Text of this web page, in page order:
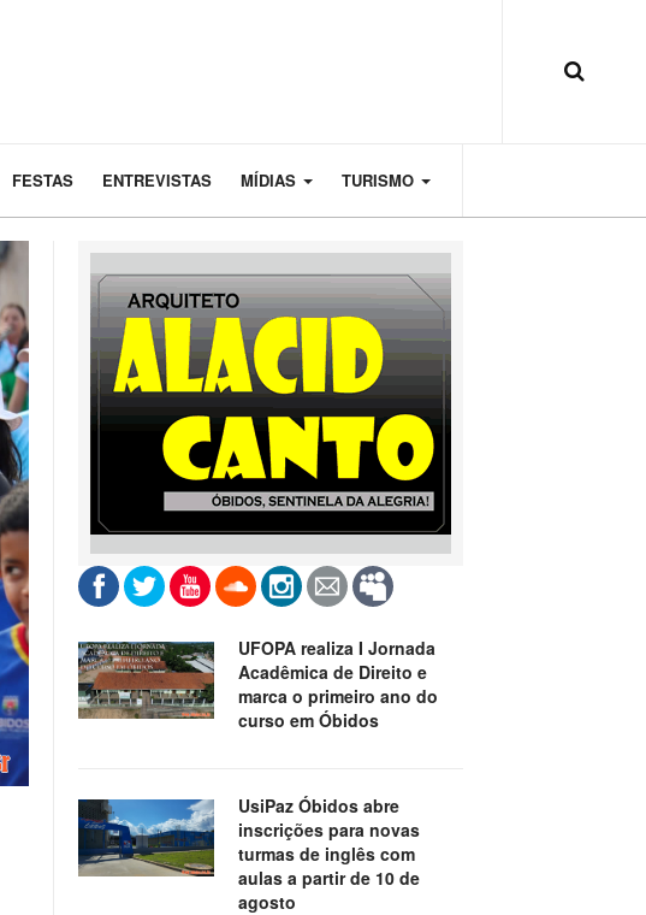
FESTAS ENTREVISTAS MÍDIAS TURISMO
UFOPA realiza I Jornada
Acadêmica de Direito e
marca o primeiro ano do
curso em Óbidos
UsiPaz Óbidos abre
inscrições para novas
turmas de inglês com
aulas a partir de 10 de
agosto